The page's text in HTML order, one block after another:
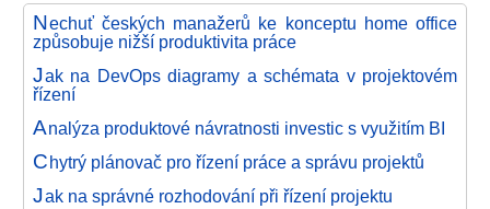
Nechuť českých manažerů ke konceptu home office
způsobuje nižší produktivita práce
Jak na DevOps diagramy a schémata v projektovém
řízení
Analýza produktové návratnosti investic s využitím BI
C hytrý plánovač pro řízení práce a správu projektů
Jak na správné rozhodování při řízení projektu